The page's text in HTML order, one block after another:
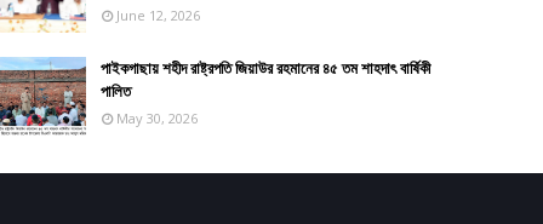
June 12, 2026
পাইকগাছায় শহীদ রাষ্ট্রপতি জিয়াউর রহমানের ৪৫ তম শাহদাৎ বার্ষিকী
পালিত
May 30, 2026